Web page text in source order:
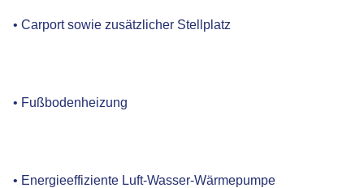
• Carport sowie zusätzlicher Stellplatz
• Fußbodenheizung
• Energieeffiziente Luft-Wasser-Wärmepumpe